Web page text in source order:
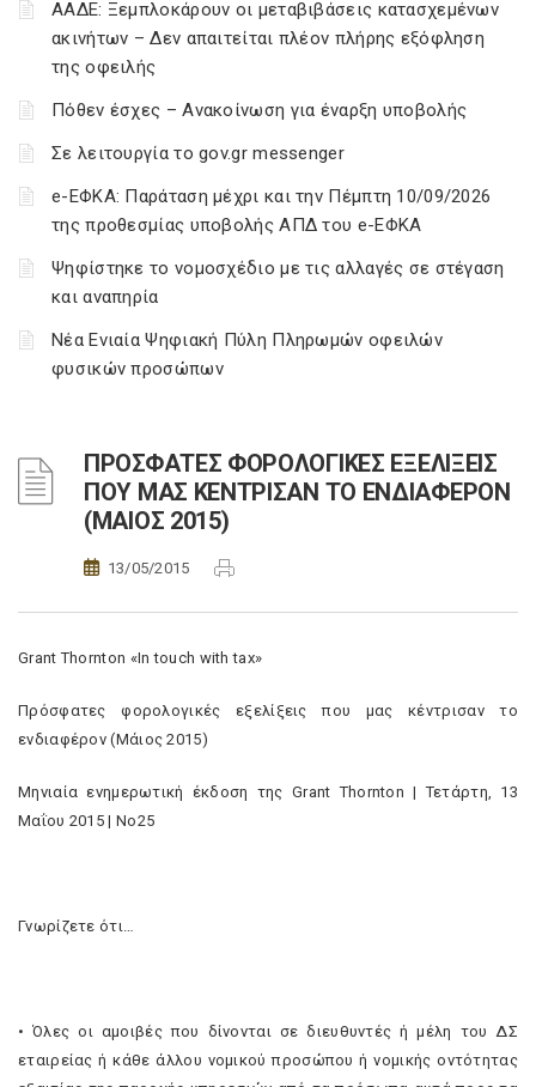
ΑΑΔΕ: Ξεμπλοκάρουν οι μεταβιβάσεις κατασχεμένων
ακινήτων – Δεν απαιτείται πλέον πλήρης εξόφληση
της οφειλής
Πόθεν έσχες – Ανακοίνωση για έναρξη υποβολής
Σε λειτουργία το gov.gr messenger
e-ΕΦΚΑ: Παράταση μέχρι και την Πέμπτη 10/09/2026
της προθεσμίας υποβολής ΑΠΔ του e-ΕΦΚΑ
Ψηφίστηκε το νομοσχέδιο με τις αλλαγές σε στέγαση
και αναπηρία
Νέα Ενιαία Ψηφιακή Πύλη Πληρωμών οφειλών
φυσικών προσώπων
ΠΡΟΣΦΑΤΕΣ ΦΟΡΟΛΟΓΙΚΕΣ ΕΞΕΛΙΞΕΙΣ
ΠΟΥ ΜΑΣ ΚΕΝΤΡΙΣΑΝ ΤΟ ΕΝΔΙΑΦΕΡΟΝ
(ΜΑΙΟΣ 2015)
13/05/2015
Grant Thornton «In touch with tax»
Πρόσφατες φορολογικές εξελίξεις που μας κέντρισαν το
ενδιαφέρον (Μάιος 2015)
Μηνιαία ενημερωτική έκδοση της Grant Thornton | Τετάρτη, 13
Μαΐου 2015 | No25
Γνωρίζετε ότι…
• Όλες οι αμοιβές που δίνονται σε διευθυντές ή μέλη του ΔΣ
εταιρείας ή κάθε άλλου νομικού προσώπου ή νομικής οντότητας